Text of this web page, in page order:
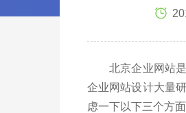
北京企业网站是
企业网站设计大量
虑一下以下三个方面